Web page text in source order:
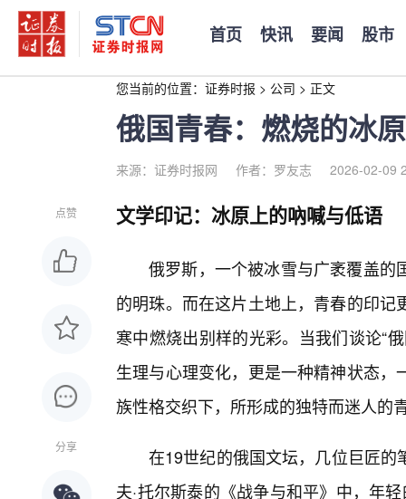
首页 快讯 要闻 股市
您当前的位置： 证券时报 > 公司 > 正文
俄国青春：燃烧的冰
来源：证券时报网 作者：罗友志 2026-02-09
点赞
分享
文学印记：冰原上的吶喊与低语
俄罗斯，一个被冰雪与广袤覆盖的
的明珠。而在这片土地上，青春的印
寒中燃烧出别样的光彩。当我们谈论“
生理与心理变化，更是一种精神状态
族性格交织下，所形成的独特而迷人的
在19世纪的俄国文坛，几位巨匠
夫·托尔斯泰的《战争与和平》中，年